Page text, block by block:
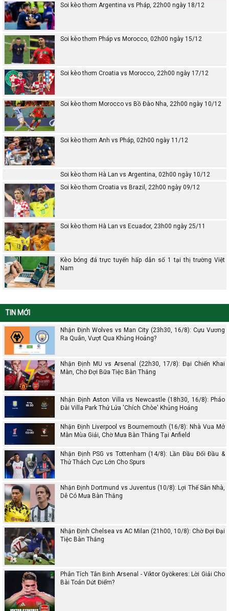
Soi kèo thơm Argentina vs Pháp, 22h00 ngày 18/12
Soi kèo thơm Pháp vs Morocco, 02h00 ngày 15/12
Soi kèo thơm Croatia vs Morocco, 22h00 ngày 17/12
Soi kèo thơm Morocco vs Bồ Đào Nha, 22h00 ngày 10/12
Soi kèo thơm Anh vs Pháp, 02h00 ngày 11/12
Soi kèo thơm Hà Lan vs Argentina, 02h00 ngày 10/12
Soi kèo thơm Croatia vs Brazil, 22h00 ngày 09/12
Soi kèo thơm Hà Lan vs Ecuador, 23h00 ngày 25/11
Kèo bóng đá trực tuyến hấp dẫn số 1 tại thị trường Việt
Nam
TIN MỚI
Nhận Định Wolves vs Man City (23h30, 16/8): Cựu Vương
Ra Quân, Vượt Qua Khủng Hoảng?
Nhận Định MU vs Arsenal (22h30, 17/8): Đại Chiến Khai
Màn, Chờ Đợi Bữa Tiệc Bàn Thắng
Nhận Định Aston Villa vs Newcastle (18h30, 16/8): Pháo
Đài Villa Park Thử Lửa 'Chích Chòe' Khủng Hoảng
Nhận Định Liverpool vs Bournemouth (16/8): Nhà Vua Mở
Màn Mùa Giải, Chờ Mưa Bàn Thắng Tại Anfield
Nhận Định PSG vs Tottenham (14/8): Lần Đầu Đối Đầu &
Thử Thách Cực Lớn Cho Spurs
Nhận Định Dortmund vs Juventus (10/8): Lợi Thế Sân Nhà,
Dễ Có Mưa Bàn Thắng
Nhận Định Chelsea vs AC Milan (21h00, 10/8): Chờ Đợi Đại
Tiệc Bàn Thắng
Phân Tích Tân Binh Arsenal - Viktor Gyökeres: Lời Giải Cho
Bài Toán Dứt Điểm?